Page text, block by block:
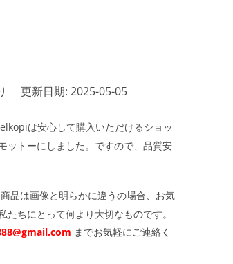
更新日期: 2025-05-05
は安心して購入いただけるショッ
ットーにしました。ですので、品質安
品は画像と明らかに違うの場合、お気
ちにとって何より大切なものです。
までお気軽にご連絡く